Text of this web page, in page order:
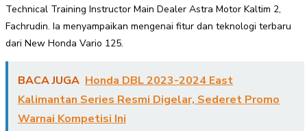
Technical Training Instructor Main Dealer Astra Motor Kaltim 2,
Fachrudin. Ia menyampaikan mengenai fitur dan teknologi terbaru
dari New Honda Vario 125.
BACA JUGA Honda DBL 2023-2024 East
Kalimantan Series Resmi Digelar, Sederet Promo
Warnai Kompetisi Ini